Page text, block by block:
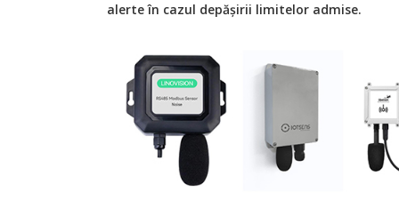
alerte în cazul depășirii limitelor admise.